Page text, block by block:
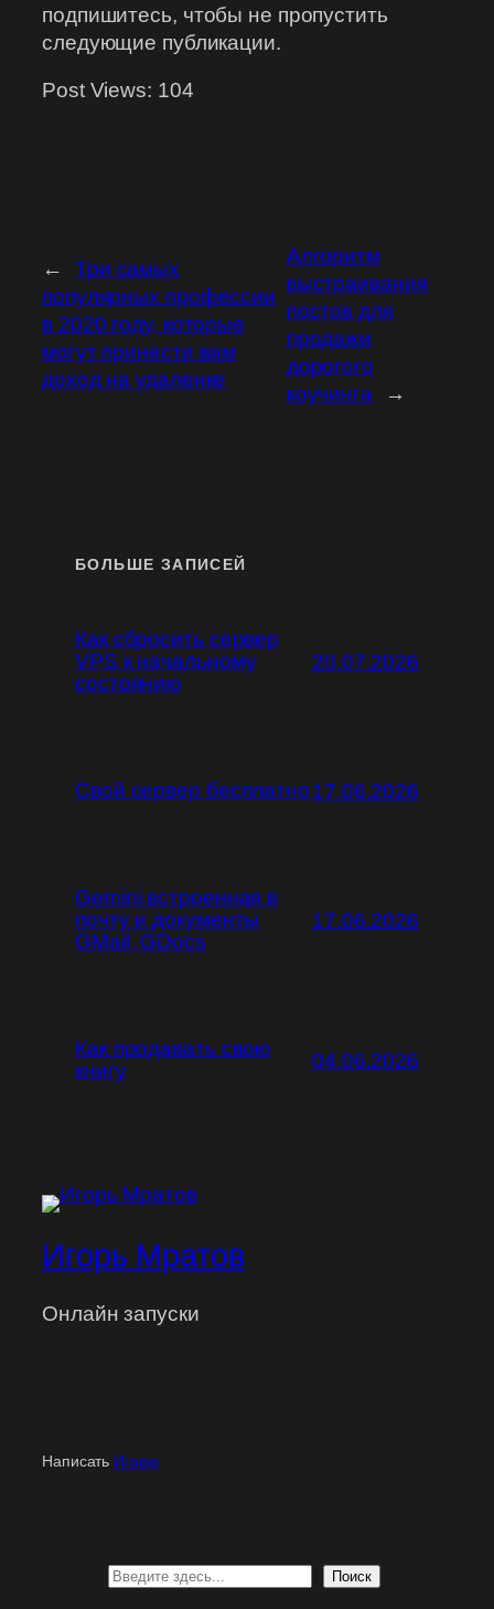
подпишитесь, чтобы не пропустить
следующие публикации.
Post Views: 104
←
Три самых
популярных профессии
в 2020 году, которые
могут принести вам
доход на удаленке
Алгоритм
выстраивания
постов для
продажи
дорогого
коучинга
→
БОЛЬШЕ ЗАПИСЕЙ
Как сбросить сервер
VPS к начальному
состоянию
20.07.2026
Свой сервер бесплатно17.06.2026
Gemini встроенная в
почту и документы
GMail, GDocs
17.06.2026
Как продавать свою
книгу
04.06.2026
Игорь Мратов
Онлайн запуски
Написать Игорю
Поиск Поиск